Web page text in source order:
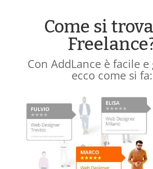
Come si
Con AddLance è facile
ecco come si fa: